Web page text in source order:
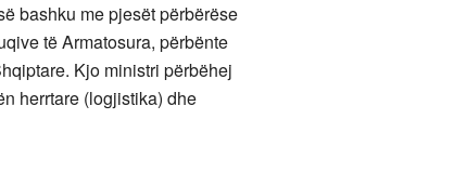
bashku me pjesët përbërëse
të Armatosura, përbënte
Kjo ministri përbëhej
herrtare (logjistika) dhe